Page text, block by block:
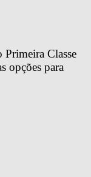
Classe
opções para